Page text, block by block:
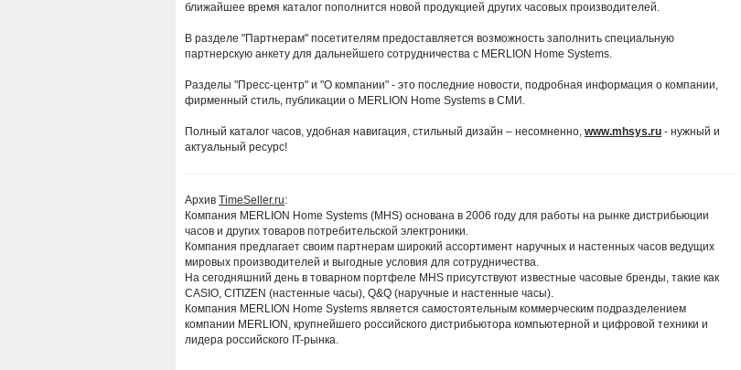
ближайшее время каталог пополнится новой продукцией других часовых производителей.
В разделе "Партнерам" посетителям предоставляется возможность заполнить специальную
партнерскую анкету для дальнейшего сотрудничества с MERLION Home Systems.
Разделы "Пресс-центр" и "О компании" - это последние новости, подробная информация о компании,
фирменный стиль, публикации о MERLION Home Systems в СМИ.
Полный каталог часов, удобная навигация, стильный дизайн – несомненно, www.mhsys.ru - нужный и
актуальный ресурс!
Архив TimeSeller.ru:
Компания MERLION Home Systems (MHS) основана в 2006 году для работы на рынке дистрибьюции
часов и других товаров потребительской электроники.
Компания предлагает своим партнерам широкий ассортимент наручных и настенных часов ведущих
мировых производителей и выгодные условия для сотрудничества.
На сегодняшний день в товарном портфеле MHS присутствуют известные часовые бренды, такие как
CASIO, CITIZEN (настенные часы), Q&Q (наручные и настенные часы).
Компания MERLION Home Systems является самостоятельным коммерческим подразделением
компании MERLION, крупнейшего российского дистрибьютора компьютерной и цифровой техники и
лидера российского IT-рынка.